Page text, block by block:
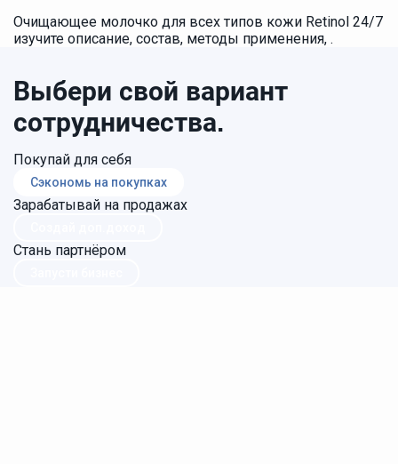
Очищающее молочко для всех типов кожи Retinol 24/7
изучите описание, состав, методы применения, .
Выбери свой вариант
сотрудничества.
Покупай для себя
Сэкономь на покупках
Зарабатывай на продажах
Стань партнёром